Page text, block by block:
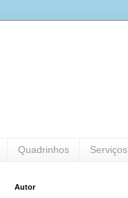
Quadrinhos Serviços
Autor